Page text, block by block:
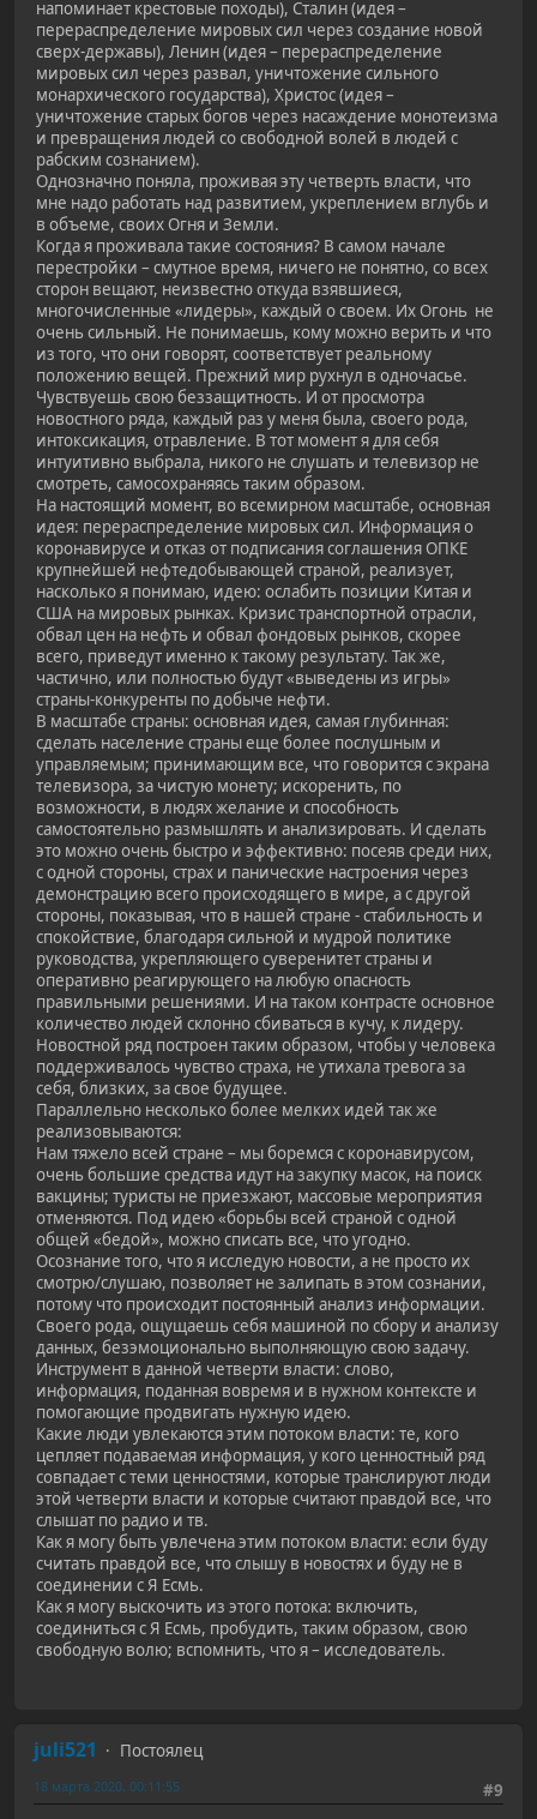
напоминает крестовые походы), Сталин (идея –
перераспределение мировых сил через создание новой
сверх-державы), Ленин (идея – перераспределение
мировых сил через развал, уничтожение сильного
монархического государства), Христос (идея –
уничтожение старых богов через насаждение монотеизма
и превращения людей со свободной волей в людей с
рабским сознанием).
Однозначно поняла, проживая эту четверть власти, что
мне надо работать над развитием, укреплением вглубь и
в объеме, своих Огня и Земли.
Когда я проживала такие состояния? В самом начале
перестройки – смутное время, ничего не понятно, со всех
сторон вещают, неизвестно откуда взявшиеся,
многочисленные «лидеры», каждый о своем. Их Огонь не
очень сильный. Не понимаешь, кому можно верить и что
из того, что они говорят, соответствует реальному
положению вещей. Прежний мир рухнул в одночасье.
Чувствуешь свою беззащитность. И от просмотра
новостного ряда, каждый раз у меня была, своего рода,
интоксикация, отравление. В тот момент я для себя
интуитивно выбрала, никого не слушать и телевизор не
смотреть, самосохраняясь таким образом.
На настоящий момент, во всемирном масштабе, основная
идея: перераспределение мировых сил. Информация о
коронавирусе и отказ от подписания соглашения ОПКЕ
крупнейшей нефтедобывающей страной, реализует,
насколько я понимаю, идею: ослабить позиции Китая и
США на мировых рынках. Кризис транспортной отрасли,
обвал цен на нефть и обвал фондовых рынков, скорее
всего, приведут именно к такому результату. Так же,
частично, или полностью будут «выведены из игры»
страны-конкуренты по добыче нефти.
В масштабе страны: основная идея, самая глубинная:
сделать население страны еще более послушным и
управляемым; принимающим все, что говорится с экрана
телевизора, за чистую монету; искоренить, по
возможности, в людях желание и способность
самостоятельно размышлять и анализировать. И сделать
это можно очень быстро и эффективно: посеяв среди них,
с одной стороны, страх и панические настроения через
демонстрацию всего происходящего в мире, а с другой
стороны, показывая, что в нашей стране - стабильность и
спокойствие, благодаря сильной и мудрой политике
руководства, укрепляющего суверенитет страны и
оперативно реагирующего на любую опасность
правильными решениями. И на таком контрасте основное
количество людей склонно сбиваться в кучу, к лидеру.
Новостной ряд построен таким образом, чтобы у человека
поддерживалось чувство страха, не утихала тревога за
себя, близких, за свое будущее.
Параллельно несколько более мелких идей так же
реализовываются:
Нам тяжело всей стране – мы боремся с коронавирусом,
очень большие средства идут на закупку масок, на поиск
вакцины; туристы не приезжают, массовые мероприятия
отменяются. Под идею «борьбы всей страной с одной
общей «бедой», можно списать все, что угодно.
Осознание того, что я исследую новости, а не просто их
смотрю/слушаю, позволяет не залипать в этом сознании,
потому что происходит постоянный анализ информации.
Своего рода, ощущаешь себя машиной по сбору и анализу
данных, безэмоционально выполняющую свою задачу.
Инструмент в данной четверти власти: слово,
информация, поданная вовремя и в нужном контексте и
помогающие продвигать нужную идею.
Какие люди увлекаются этим потоком власти: те, кого
цепляет подаваемая информация, у кого ценностный ряд
совпадает с теми ценностями, которые транслируют люди
этой четверти власти и которые считают правдой все, что
слышат по радио и тв.
Как я могу быть увлечена этим потоком власти: если буду
считать правдой все, что слышу в новостях и буду не в
соединении с Я Есмь.
Как я могу выскочить из этого потока: включить,
соединиться с Я Есмь, пробудить, таким образом, свою
свободную волю; вспомнить, что я – исследователь.
juli521
Постоялец
#9
18 марта 2020, 00:11:55